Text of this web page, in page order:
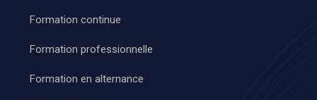
Formation continue
Formation professionnelle
Formation en alternance